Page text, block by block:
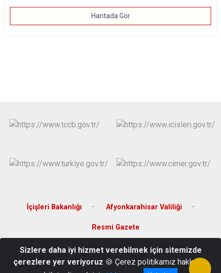
Haritada Gör
İçişleri Bakanlığı Afyonkarahisar Valiliği
Resmi Gazete
İncili Mah. Eskişehir Cad. No:1/7 Emirdağ Afyonkarahisar
Tel: 2724425030 -2724412671 Fax: 2724428151
Sizlere daha iyi hizmet verebilmek için sitemizde
çerezlere yer veriyoruz 🍪 Çerez politikamız hakkında